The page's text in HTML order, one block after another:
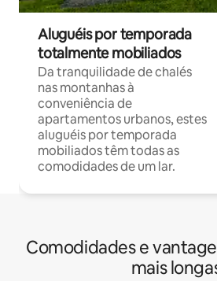
Aluguéis por temporada
totalmente mobiliados
Da tranquilidade de chalés
nas montanhas à
conveniência de
apartamentos urbanos, estes
aluguéis por temporada
mobiliados têm todas as
comodidades de um lar.
Comodidades e
mais